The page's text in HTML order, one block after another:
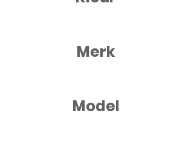
Merk
Model